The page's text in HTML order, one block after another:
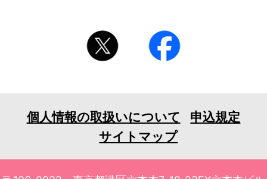
個人情報の取扱いについて
申込規定
サイトマップ